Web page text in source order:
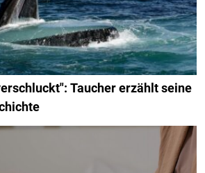
Taucher erzählt seine